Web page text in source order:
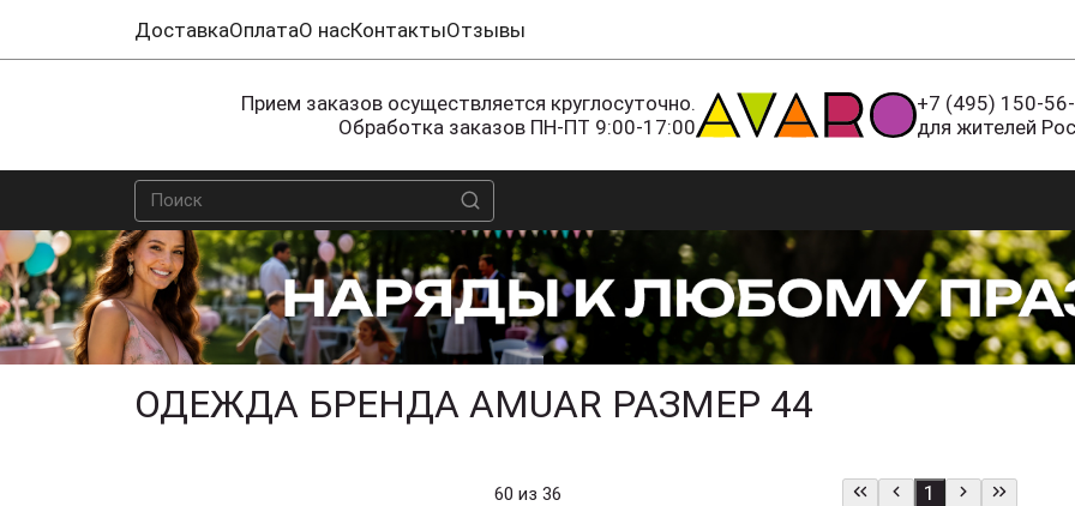
ДоставкаОплатаО насКонтактыОтзывы
Прием заказов осуществляется круглосуточно.
Обработка заказов ПН-ПТ 9:00-17:00
+7 (495) 150-
для жителей
ОДЕЖДА БРЕНДА AMUAR РАЗМЕР 44
60 из 36 1